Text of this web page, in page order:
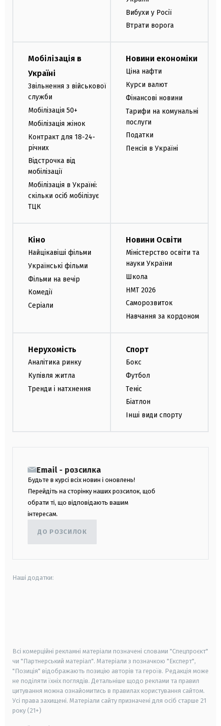
Вибухи у Росії
Втрати ворога
Мобілізація в
Україні
Звільнення з військової
служби
Мобілізація 50+
Мобілізація жінок
Контракт для 18-24-
річних
Відстрочка від
мобілізації
Мобілізація в Україні:
скільки осіб мобілізує
ТЦК
Новини економіки
Ціна нафти
Курси валют
Фінансові новини
Тарифи на комунальні
послуги
Податки
Пенсія в Україні
Кіно
Найцікавіші фільми
Українські фільми
Фільми на вечір
Комедії
Серіали
Новини Освіти
Міністерство освіти та
науки України
Школа
НМТ 2026
Саморозвиток
Навчання за кордоном
Нерухомість
Аналітика ринку
Купівля житла
Тренди і натхнення
Спорт
Бокс
Футбол
Теніс
Біатлон
Інші види спорту
Email - розсилка
Будьте в курсі всіх новин і оновлень!
Перейдіть на сторінку наших розсилок, щоб
обрати ті, що відповідають вашим
інтересам.
ДО РОЗСИЛОК
Наші додатки:
Всі комерційні рекламні матеріали позначені словами "Спецпроєкт"
чи "Партнерський матеріал". Матеріали з позначкою "Експерт",
"Позиція" відображають позицію авторів та героїв. Редакція може
не поділяти їхніх поглядів. Детальніше щодо реклами та правил
цитування можна ознайомитись в правилах користування сайтом.
Усі права захищені. Матеріали сайту призначені для осіб старше 21
року (21+)